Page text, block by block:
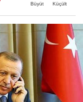
Büyüt Küçült